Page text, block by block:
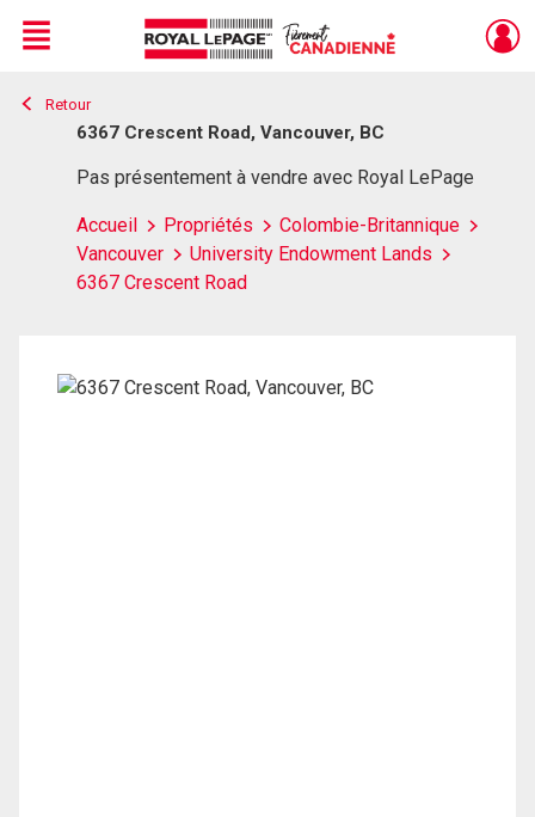
Live
En Direct
Menu
Retour
6367 Crescent Road, Vancouver, BC
Pas présentement à vendre avec Royal LePage
Accueil Propriétés
Colombie-Britannique
Vancouver
University Endowment Lands
6367 Crescent Road